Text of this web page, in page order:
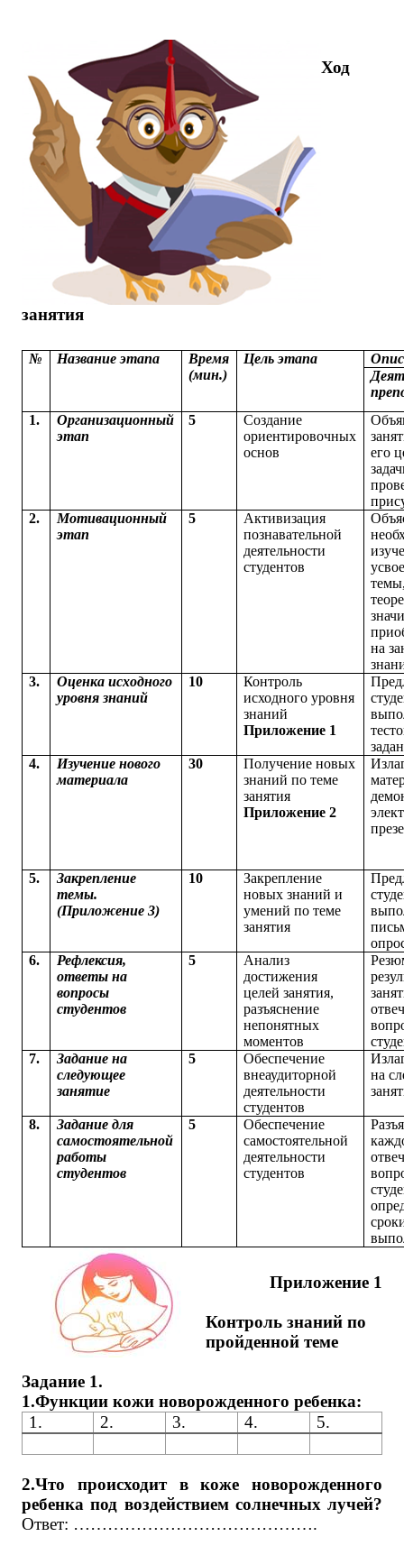
Ход
занятия
№ Название этапа
Время
(мин.)
Цель этапа
1.
Организационный
этап
5
Создание
ориентировочных
основ
его
2.
Мотивационный
этап
5
Активизация
познавательной
деятельности
студентов
на
3.
Оценка исходного
уровня знаний
10
Контроль
исходного уровня
знаний
Приложение 1
4.
Изучение нового
материала
30
Получение новых
знаний по теме
занятия
Приложение 2
5.
Закрепление
темы.
(Приложение 3)
10
Закрепление
новых знаний и
умений по теме
занятия
6.
Рефлексия,
ответы на
вопросы
студентов
5
Анализ
достижения
целей занятия,
разъяснение
непонятных
моментов
7.
Задание на
следующее
занятие
5
Обеспечение
внеаудиторной
деятельности
студентов
на
8.
Задание для
самостоятельной
работы
студентов
5
Обеспечение
самостоятельной
деятельности
студентов
Приложение 1
Контроль знаний по
пройденной теме
Задание 1.
1.Функции кожи новорожденного ребенка:
1.
2. 3. 4. 5.
2.Что происходит в коже новорожденного
ребенка под воздействием солнечных лучей?
Ответ: …………………………………….